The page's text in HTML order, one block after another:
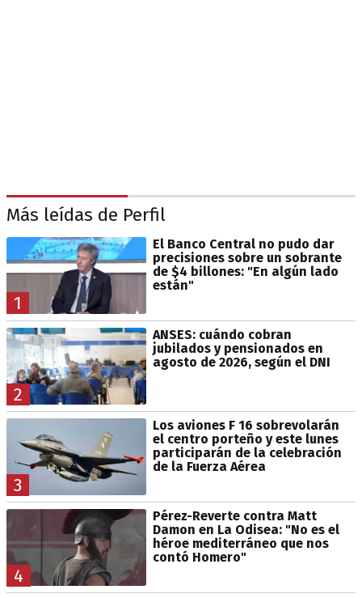
Más leídas de Perfil
1
El Banco Central no pudo dar
precisiones sobre un sobrante
de $4 billones: "En algún lado
están"
2
ANSES: cuándo cobran
jubilados y pensionados en
agosto de 2026, según el DNI
3
Los aviones F 16 sobrevolarán
el centro porteño y este lunes
participarán de la celebración
de la Fuerza Aérea
4
Pérez-Reverte contra Matt
Damon en La Odisea: "No es el
héroe mediterráneo que nos
contó Homero"